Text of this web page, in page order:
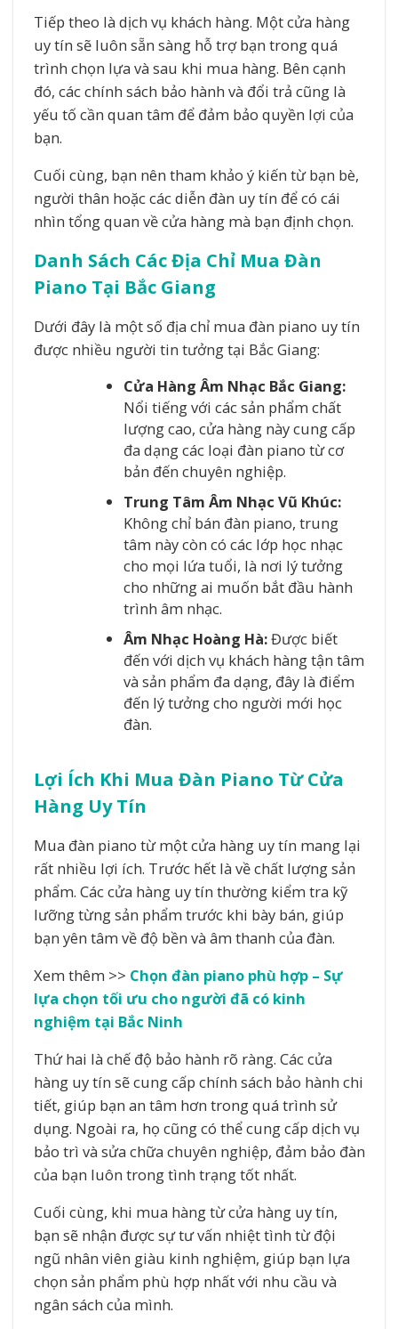
Tiếp theo là dịch vụ khách hàng. Một cửa hàng
uy tín sẽ luôn sẵn sàng hỗ trợ bạn trong quá
trình chọn lựa và sau khi mua hàng. Bên cạnh
đó, các chính sách bảo hành và đổi trả cũng là
yếu tố cần quan tâm để đảm bảo quyền lợi của
bạn.
Cuối cùng, bạn nên tham khảo ý kiến từ bạn bè,
người thân hoặc các diễn đàn uy tín để có cái
nhìn tổng quan về cửa hàng mà bạn định chọn.
Danh Sách Các Địa Chỉ Mua Đàn
Piano Tại Bắc Giang
Dưới đây là một số địa chỉ mua đàn piano uy tín
được nhiều người tin tưởng tại Bắc Giang:
Cửa Hàng Âm Nhạc Bắc Giang:
Nổi tiếng với các sản phẩm chất
lượng cao, cửa hàng này cung cấp
đa dạng các loại đàn piano từ cơ
bản đến chuyên nghiệp.
Trung Tâm Âm Nhạc Vũ Khúc:
Không chỉ bán đàn piano, trung
tâm này còn có các lớp học nhạc
cho mọi lứa tuổi, là nơi lý tưởng
cho những ai muốn bắt đầu hành
trình âm nhạc.
Âm Nhạc Hoàng Hà:Được biết
đến với dịch vụ khách hàng tận tâm
và sản phẩm đa dạng, đây là điểm
đến lý tưởng cho người mới học
đàn.
Lợi Ích Khi Mua Đàn Piano Từ Cửa
Hàng Uy Tín
Mua đàn piano từ một cửa hàng uy tín mang lại
rất nhiều lợi ích. Trước hết là về chất lượng sản
phẩm. Các cửa hàng uy tín thường kiểm tra kỹ
lưỡng từng sản phẩm trước khi bày bán, giúp
bạn yên tâm về độ bền và âm thanh của đàn.
Xem thêm >> Chọn đàn piano phù hợp – Sự
lựa chọn tối ưu cho người đã có kinh
nghiệm tại Bắc Ninh
Thứ hai là chế độ bảo hành rõ ràng. Các cửa
hàng uy tín sẽ cung cấp chính sách bảo hành chi
tiết, giúp bạn an tâm hơn trong quá trình sử
dụng. Ngoài ra, họ cũng có thể cung cấp dịch vụ
bảo trì và sửa chữa chuyên nghiệp, đảm bảo đàn
của bạn luôn trong tình trạng tốt nhất.
Cuối cùng, khi mua hàng từ cửa hàng uy tín,
bạn sẽ nhận được sự tư vấn nhiệt tình từ đội
ngũ nhân viên giàu kinh nghiệm, giúp bạn lựa
chọn sản phẩm phù hợp nhất với nhu cầu và
ngân sách của mình.